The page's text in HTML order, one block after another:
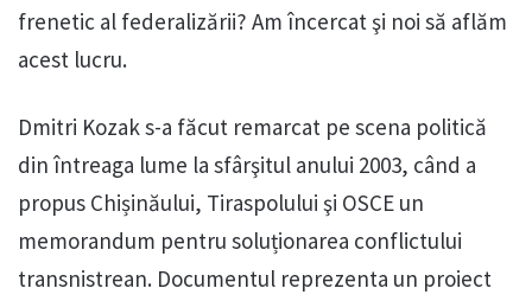
frenetic al federalizării? Am încercat şi noi să aflăm
acest lucru.
Dmitri Kozak s-a făcut remarcat pe scena politică
din întreaga lume la sfârşitul anului 2003, când a
propus Chișinăului, Tiraspolului şi OSCE un
memorandum pentru soluționarea conflictului
transnistrean. Documentul reprezenta un proiect